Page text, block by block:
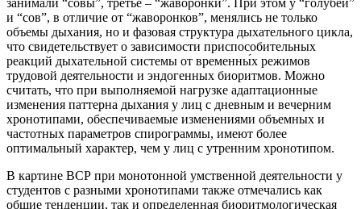
и “сов”, в отличие от “жаворонков”, менялись не только
объемы дыхания, но и фазовая структура дыхательного цикла,
что свидетельствует о зависимости приспособительных
реакций дыхательной системы от временны́х режимов
трудовой деятельности и эндогенных биоритмов. Можно
считать, что при выполняемой нагрузке адаптационные
изменения паттерна дыхания у лиц с дневным и вечерним
хронотипами, обеспечиваемые изменениями объемных и
частотных параметров спирограммы, имеют более
оптимальный характер, чем у лиц с утренним хронотипом.
В картине ВСР при монотонной умственной деятельности у
студентов с разными хронотипами также отмечались как
общие тенденции, так и определенная биоритмологическая